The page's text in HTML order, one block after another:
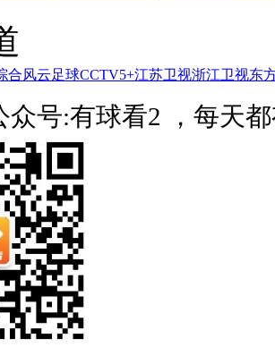
合风云足球CCTV5+江苏卫视浙江卫视东
众号:有球看2 ，每天